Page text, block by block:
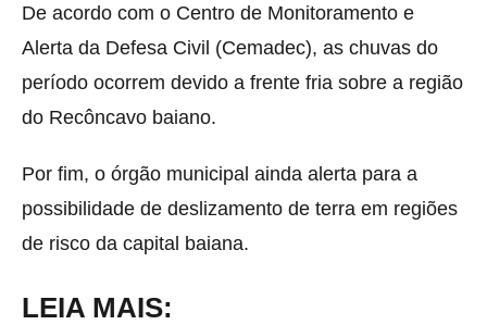
De acordo com o Centro de Monitoramento e
Alerta da Defesa Civil (Cemadec), as chuvas do
período ocorrem devido a frente fria sobre a região
do Recôncavo baiano.
Por fim, o órgão municipal ainda alerta para a
possibilidade de deslizamento de terra em regiões
de risco da capital baiana.
LEIA MAIS: